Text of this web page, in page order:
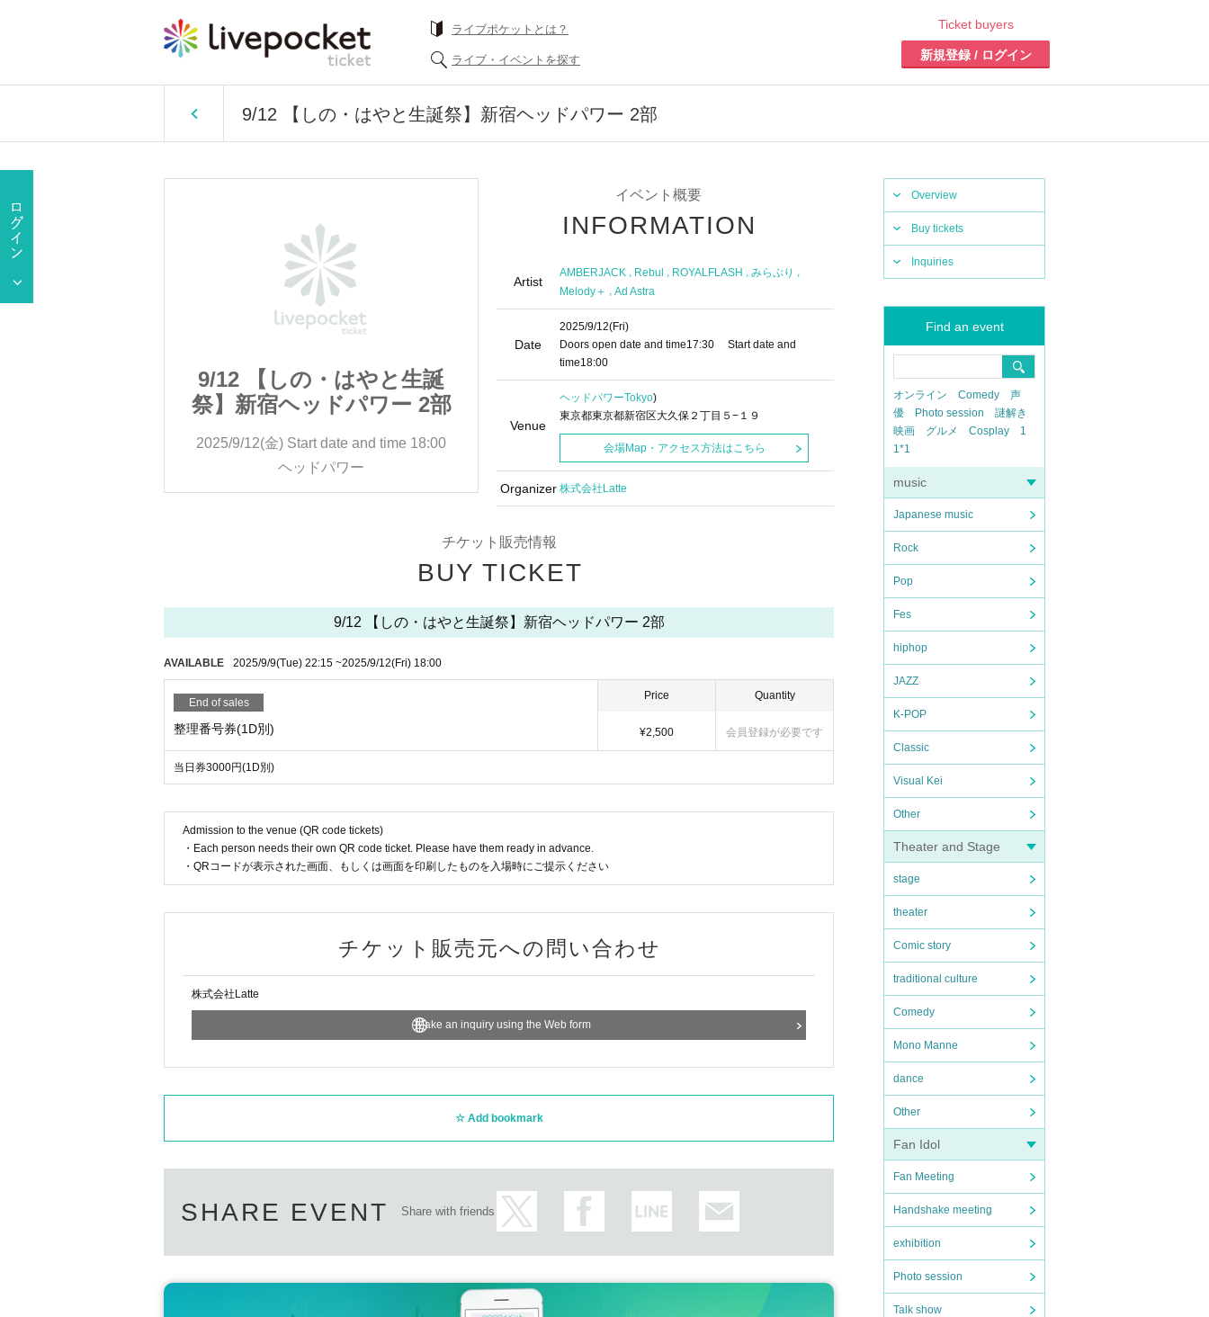
ライブポケットとは？
ライブ・イベントを探す
Ticket buyers
新規登録 / ログイン
9/12 【しの・はやと生誕祭】新宿ヘッドパワー 2部
Overview
Buy tickets
Inquiries
Find an event
オンライン Comedy
声
優
Photo session
謎解き
映画
グルメ Cosplay
1
1*1
music
Japanese music
Rock
Pop
Fes
hiphop
JAZZ
K-POP
Classic
Visual Kei
Other
Theater and Stage
stage
theater
Comic story
traditional culture
Comedy
Mono Manne
dance
Other
Fan Idol
Fan Meeting
Handshake meeting
exhibition
Photo session
Talk show
9/12 【しの・はやと生誕
祭】新宿ヘッドパワー 2部
2025/9/12(金) Start date and time 18:00
ヘッドパワー
9/12 【しの・はやと生誕
祭】新宿ヘッドパワー 2部
Start date and time 18:00
ヘッドパワー
イベント概要
INFORMATION
Artist
AMBERJACK , Rebul , ROYALFLASH , みらぷり ,
Melody＋ , Ad Astra
Date
2025/9/12(Fri)
Doors open date and time17:30 Start date and
time18:00
Venue
ヘッドパワーTokyo)
東京都東京都新宿区大久保２丁目５−１９
会場Map・アクセス方法はこちら
Organizer 株式会社Latte
チケット販売情報
BUY TICKET
9/12 【しの・はやと生誕祭】新宿ヘッドパワー 2部
AVAILABLE 2025/9/9(Tue) 22:15 ~2025/9/12(Fri) 18:00
End of sales
整理番号券(1D別)
Price
¥2,500
Quantity
会員登録が必要です
当日券3000円(1D別)
Admission to the venue (QR code tickets)
・Each person needs their own QR code ticket. Please have them ready in advance.
・QRコードが表示された画面、もしくは画面を印刷したものを入場時にご提示ください
チケット販売元への問い合わせ
株式会社Latte
Make an inquiry using the Web form
Add bookmark
SHARE EVENT Share with friends